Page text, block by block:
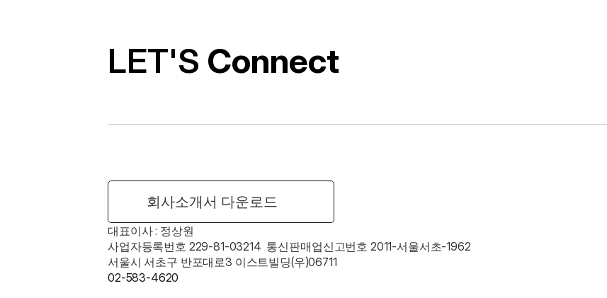
LET'S Connect
회사소개서 다운로드
대표이사 : 정상원
사업자등록번호 229-81-03214  통신판매업신고번호 2011-서울서초-1962
서울시 서초구 반포대로3 이스트빌딩(우)06711
02-583-4620